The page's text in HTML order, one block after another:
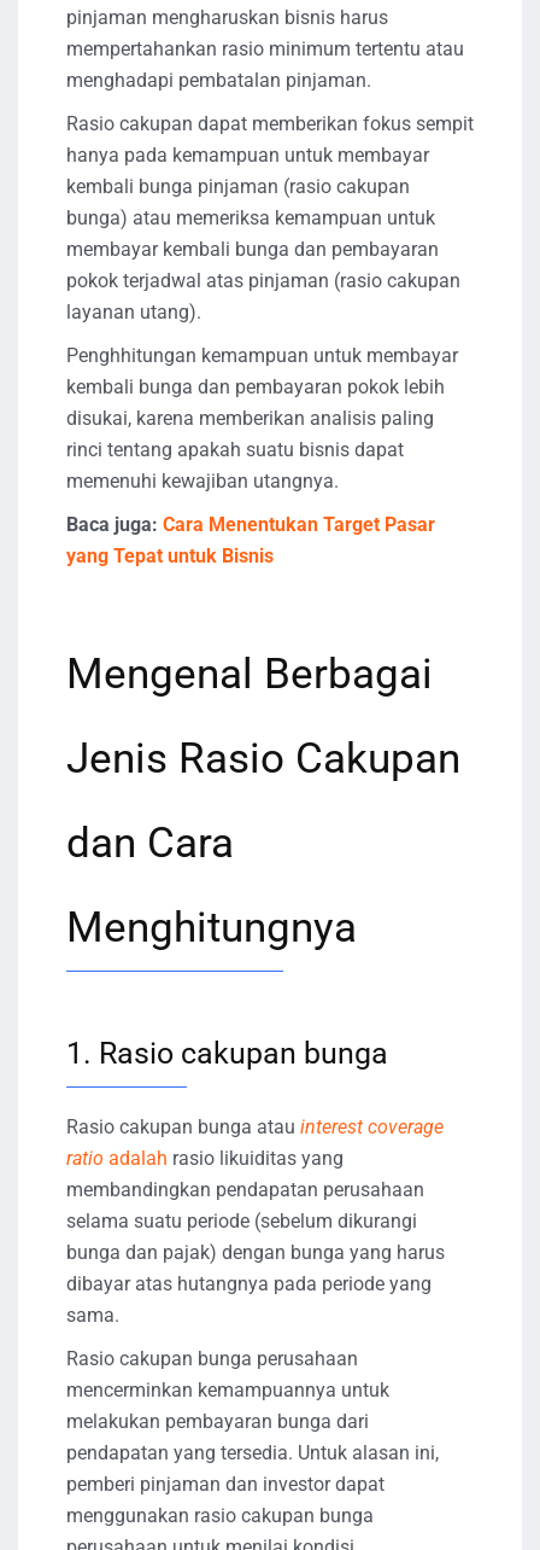
pinjaman mengharuskan bisnis harus
mempertahankan rasio minimum tertentu atau
menghadapi pembatalan pinjaman.
Rasio cakupan dapat memberikan fokus sempit
hanya pada kemampuan untuk membayar
kembali bunga pinjaman (rasio cakupan
bunga) atau memeriksa kemampuan untuk
membayar kembali bunga dan pembayaran
pokok terjadwal atas pinjaman (rasio cakupan
layanan utang).
Penghhitungan kemampuan untuk membayar
kembali bunga dan pembayaran pokok lebih
disukai, karena memberikan analisis paling
rinci tentang apakah suatu bisnis dapat
memenuhi kewajiban utangnya.
Baca juga: Cara Menentukan Target Pasar
yang Tepat untuk Bisnis
Mengenal Berbagai
Jenis Rasio Cakupan
dan Cara
Menghitungnya
1. Rasio cakupan bunga
Rasio cakupan bunga atau interest coverage
ratio adalah rasio likuiditas yang
membandingkan pendapatan perusahaan
selama suatu periode (sebelum dikurangi
bunga dan pajak) dengan bunga yang harus
dibayar atas hutangnya pada periode yang
sama.
Rasio cakupan bunga perusahaan
mencerminkan kemampuannya untuk
melakukan pembayaran bunga dari
pendapatan yang tersedia. Untuk alasan ini,
pemberi pinjaman dan investor dapat
menggunakan rasio cakupan bunga